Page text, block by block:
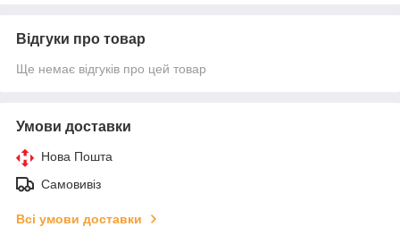
Відгуки про товар
Ще немає відгуків про цей товар
Умови доставки
Нова Пошта
Самовивіз
Всі умови доставки